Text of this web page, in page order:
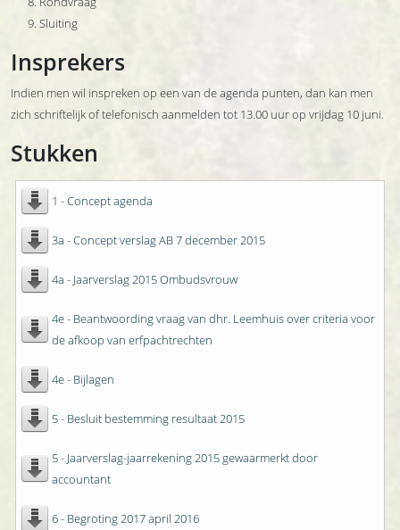
Sluiting
Insprekers
Indien men wil inspreken op een van de agenda punten, dan kan men
zich schriftelijk of telefonisch aanmelden tot 13.00 uur op vrijdag 10 juni.
Stukken
1 - Concept agenda
3a - Concept verslag AB 7 december 2015
4a - Jaarverslag 2015 Ombudsvrouw
4e - Beantwoording vraag van dhr. Leemhuis over criteria voor
de afkoop van erfpachtrechten
4e - Bijlagen
5 - Besluit bestemming resultaat 2015
5 - Jaarverslag-jaarrekening 2015 gewaarmerkt door
accountant
6 - Begroting 2017 april 2016